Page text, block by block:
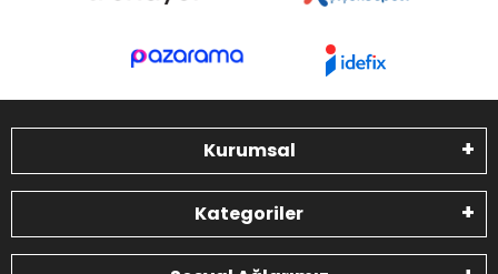
Kurumsal
Kategoriler